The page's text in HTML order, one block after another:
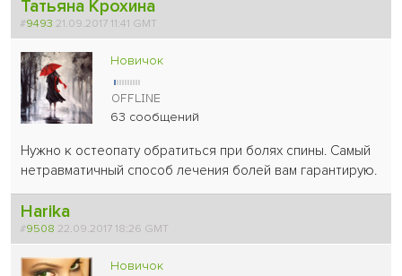
Татьяна Крохина
#9493 21.09.2017 11:41 GMT
Новичок
63 сообщений
Нужно к остеопату обратиться при болях спины. Самый
нетравматичный способ лечения болей вам гарантирую.
Harika
#9508 22.09.2017 18:26 GMT
Новичок